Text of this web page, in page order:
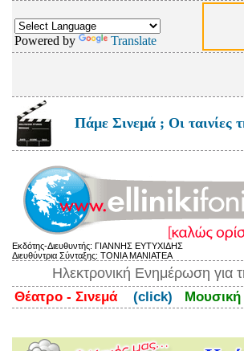
Powered by Translate
Πάμε Σινεμά ; Οι ταινίες
Εκδότης-Διευθυντής: ΓΙΑΝΝΗΣ ΕΥΤΥΧΙΔΗΣ
Διευθύντρια Σύνταξης: ΤΟΝΙΑ ΜΑΝΙΑΤΕΑ
Ηλεκτρονική Ενημέρωση για
Θέατρο - Σινεμά (click)